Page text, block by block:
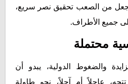
من الصعب تحقيق نصر سريع،
جميع الأطراف.
محتملة
والضغوط الدولية، يبدو أن
عاجلاً أم آجلاً، نحو طاولة